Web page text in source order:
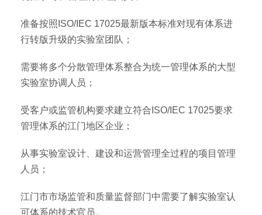
准备按照ISO/IEC 17025最新版本标准对现有体系进
行转版升级的实验室团队；
需要将多个分散管理体系整合为统一管理体系的大型
实验室协调人员；
受客户或监管机构要求建立符合ISO/IEC 17025要求
管理体系的江门地区企业；
从事实验室设计、建设和运营管理全过程的项目管理
人员；
江门市市场监管和质量监督部门中需要了解实验室认
可体系的技术官员。